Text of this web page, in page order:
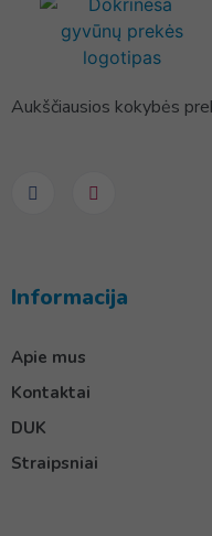
Aukščiausios kokybės
Informacija
Apie mus
Kontaktai
DUK
Straipsniai